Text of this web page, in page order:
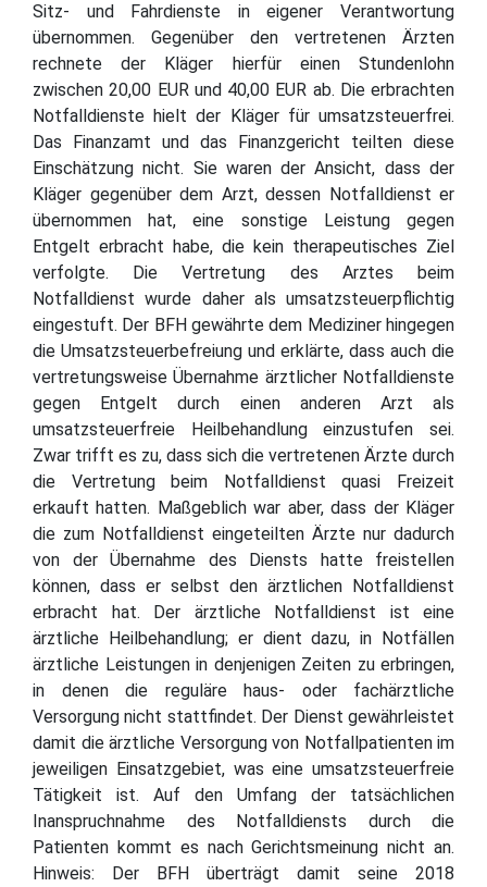
Sitz- und Fahrdienste in eigener Verantwortung
übernommen. Gegenüber den vertretenen Ärzten
rechnete der Kläger hierfür einen Stundenlohn
zwischen 20,00 EUR und 40,00 EUR ab. Die erbrachten
Notfalldienste hielt der Kläger für umsatzsteuerfrei.
Das Finanzamt und das Finanzgericht teilten diese
Einschätzung nicht. Sie waren der Ansicht, dass der
Kläger gegenüber dem Arzt, dessen Notfalldienst er
übernommen hat, eine sonstige Leistung gegen
Entgelt erbracht habe, die kein therapeutisches Ziel
verfolgte. Die Vertretung des Arztes beim
Notfalldienst wurde daher als umsatzsteuerpflichtig
eingestuft. Der BFH gewährte dem Mediziner hingegen
die Umsatzsteuerbefreiung und erklärte, dass auch die
vertretungsweise Übernahme ärztlicher Notfalldienste
gegen Entgelt durch einen anderen Arzt als
umsatzsteuerfreie Heilbehandlung einzustufen sei.
Zwar trifft es zu, dass sich die vertretenen Ärzte durch
die Vertretung beim Notfalldienst quasi Freizeit
erkauft hatten. Maßgeblich war aber, dass der Kläger
die zum Notfalldienst eingeteilten Ärzte nur dadurch
von der Übernahme des Diensts hatte freistellen
können, dass er selbst den ärztlichen Notfalldienst
erbracht hat. Der ärztliche Notfalldienst ist eine
ärztliche Heilbehandlung; er dient dazu, in Notfällen
ärztliche Leistungen in denjenigen Zeiten zu erbringen,
in denen die reguläre haus- oder fachärztliche
Versorgung nicht stattfindet. Der Dienst gewährleistet
damit die ärztliche Versorgung von Notfallpatienten im
jeweiligen Einsatzgebiet, was eine umsatzsteuerfreie
Tätigkeit ist. Auf den Umfang der tatsächlichen
Inanspruchnahme des Notfalldiensts durch die
Patienten kommt es nach Gerichtsmeinung nicht an.
Hinweis: Der BFH überträgt damit seine 2018